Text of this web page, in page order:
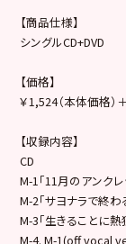
【商品仕様】
シングルCD+DVD
【価格】
￥1,524（本体価格）
【収録内容】
CD
M-1「11月のアンクレ
M-2「サヨナラで終
M-3「生きることに熱
M-4. M-1(off vocal